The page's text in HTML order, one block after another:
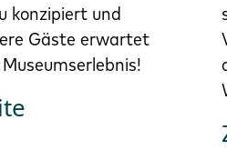
konzipiert und
Gäste erwartet